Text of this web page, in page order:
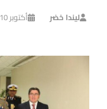
ليندا خضر أكتوبر 10, 2016